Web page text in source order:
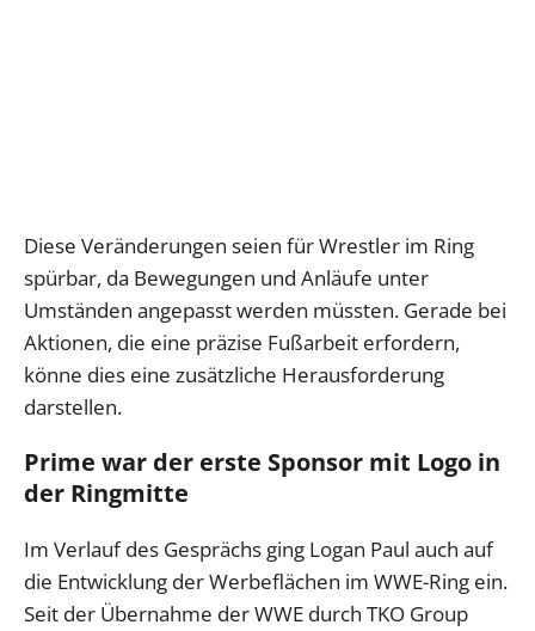
Diese Veränderungen seien für Wrestler im Ring
spürbar, da Bewegungen und Anläufe unter
Umständen angepasst werden müssten. Gerade bei
Aktionen, die eine präzise Fußarbeit erfordern,
könne dies eine zusätzliche Herausforderung
darstellen.
Prime war der erste Sponsor mit Logo in
der Ringmitte
Im Verlauf des Gesprächs ging Logan Paul auch auf
die Entwicklung der Werbeflächen im WWE-Ring ein.
Seit der Übernahme der WWE durch TKO Group